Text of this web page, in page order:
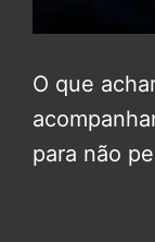
O que
para não